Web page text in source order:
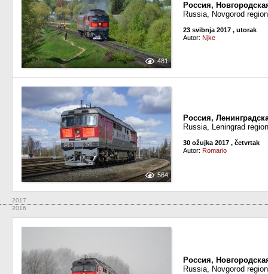
481
Россия,
Russia, Novgorod
23 svibnja 2017 , utorak
Autor: Njke
564
Россия,
Russia, Leningrad
30 ožujka 2017 , četvrtak
Autor: Romario
2017
2016
Россия,
Russia, Novgorod